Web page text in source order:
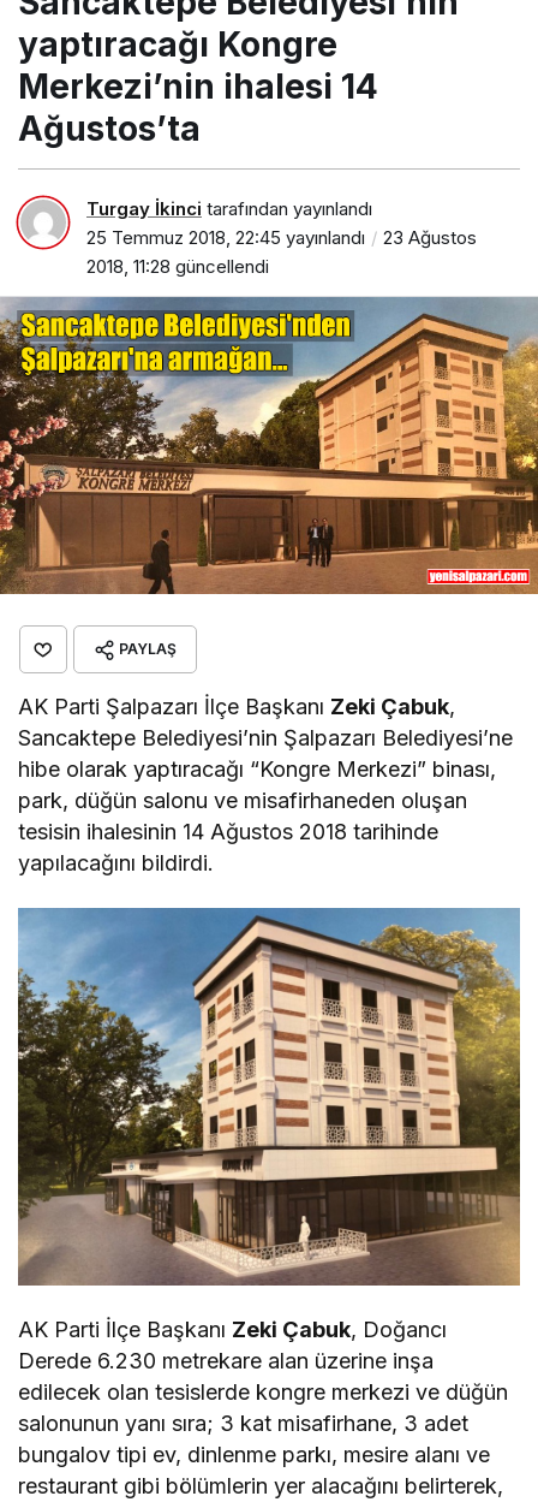
yaptıracağı Kongre
Merkezi’nin ihalesi 14
Ağustos’ta
Turgay İkinci tarafından yayınlandı
25 Temmuz 2018, 22:45 yayınlandı
23 Ağustos
2018, 11:28 güncellendi
PAYLAŞ
AK Parti Şalpazarı İlçe Başkanı Zeki Çabuk,
Sancaktepe Belediyesi’nin Şalpazarı Belediyesi’ne
hibe olarak yaptıracağı “Kongre Merkezi” binası,
park, düğün salonu ve misafirhaneden oluşan
tesisin ihalesinin 14 Ağustos 2018 tarihinde
yapılacağını bildirdi.
AK Parti İlçe Başkanı Zeki Çabuk, Doğancı
Derede 6.230 metrekare alan üzerine inşa
edilecek olan tesislerde kongre merkezi ve düğün
salonunun yanı sıra; 3 kat misafirhane, 3 adet
bungalov tipi ev, dinlenme parkı, mesire alanı ve
restaurant gibi bölümlerin yer alacağını belirterek,